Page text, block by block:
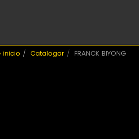
inicio Catalogar FRANCK BIYONG